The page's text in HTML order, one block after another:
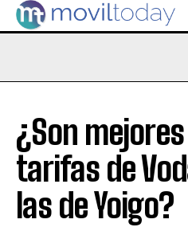
¿Son
tarifas de
las de Yoigo?